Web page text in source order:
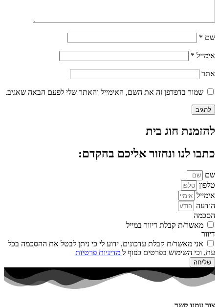
שם *
אימייל *
אתר
שמור בדפדפן זה את השם, האימייל והאתר שלי לפעם הבאה שאגיב.
להזמנת חוג בית
כתבו לנו ונחזור אליכם בהקדם:
שם
טלפון
אימייל
הודעה
הסכמה
מאשר/ת קבלת דיוור במייל
דיוור
אני מאשר/ת קבלת עדכונים, ידוע לי כי ניתן לבטל את ההסכמה בכל
עת, וכי השימוש בפרטים כפוף ל מדיניות פרטיות
שליחה
צור עמנו קשר